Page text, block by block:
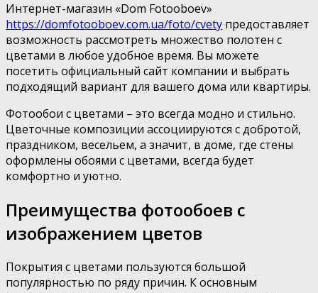
Интернет-магазин «Dom Fotooboev»
https://domfotooboev.com.ua/foto/cvety предоставляет
возможность рассмотреть множество полотен с
цветами в любое удобное время. Вы можете
посетить официальный сайт компании и выбрать
подходящий вариант для вашего дома или квартиры.
Фотообои с цветами – это всегда модно и стильно.
Цветочные композиции ассоциируются с добротой,
праздником, весельем, а значит, в доме, где стены
оформлены обоями с цветами, всегда будет
комфортно и уютно.
Преимущества фотообоев с
изображением цветов
Покрытия с цветами пользуются большой
популярностью по ряду причин. К основным